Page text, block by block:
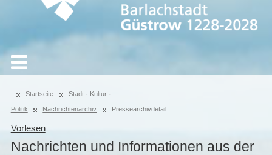
Startseite Stadt · Kultur ·
Politik Nachrichtenarchiv Pressearchivdetail
Vorlesen
Nachrichten und Informationen aus der